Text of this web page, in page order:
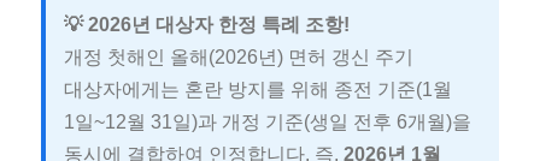
💡 2026년 대상자 한정 특례 조항!
개정 첫해인 올해(2026년) 면허 갱신 주기
대상자에게는 혼란 방지를 위해 종전 기준(1월
1일~12월 31일)과 개정 기준(생일 전후 6개월)을
동시에 결합하여 인정합니다. 즉, 2026년 1월